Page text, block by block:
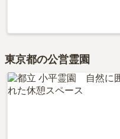
東京都の公営霊園